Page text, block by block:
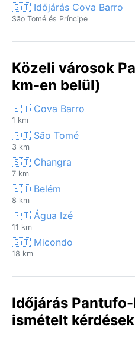
🇸🇹 Időjárás Cova Barro
São Tomé és Príncipe
Közeli városok
km-en belül)
🇸🇹 Cova Barro
1 km
🇸🇹 São Tomé
3 km
🇸🇹 Changra
7 km
🇸🇹 Belém
8 km
🇸🇹 Água Izé
11 km
🇸🇹 Micondo
18 km
Időjárás
ismételt kérdések